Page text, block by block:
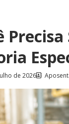
de 2026